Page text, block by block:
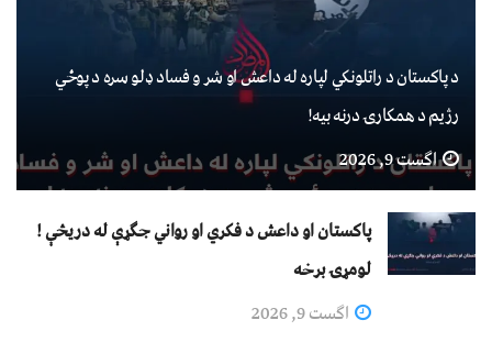
د پاکستان د راتلونکي لپاره له داعش او شر و فساد ډلو سره د پوځي
رژیم د همکارۍ درنه بیه!
اگست 9, 2026
پاکستان او داعش د فکري او رواني جګړې له دریڅې !
لومړۍ برخه
اگست 9, 2026